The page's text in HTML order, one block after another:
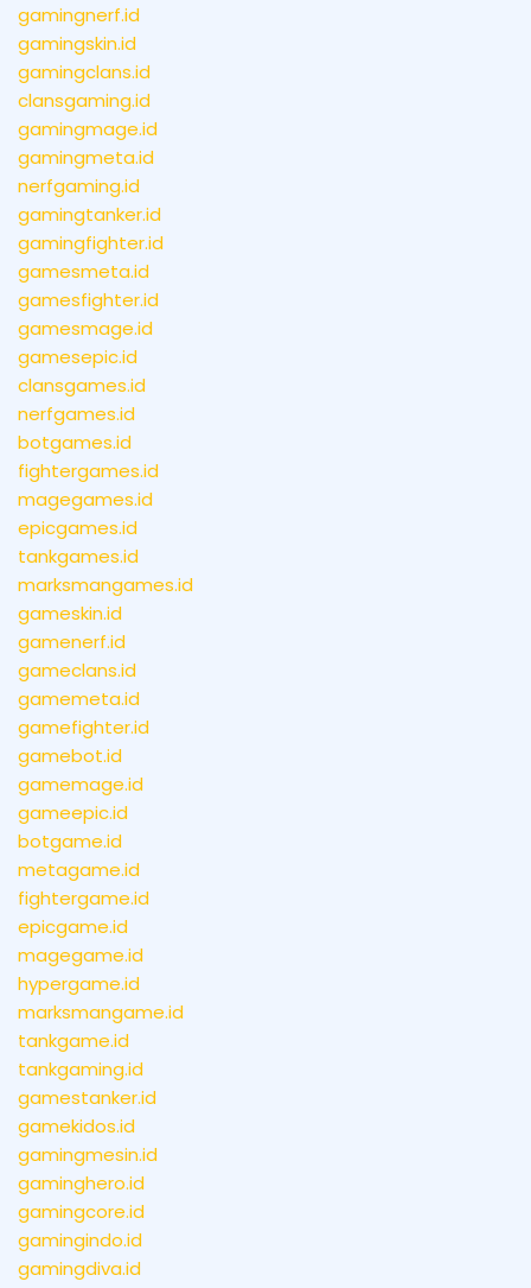
gamingnerf.id
gamingskin.id
gamingclans.id
clansgaming.id
gamingmage.id
gamingmeta.id
nerfgaming.id
gamingtanker.id
gamingfighter.id
gamesmeta.id
gamesfighter.id
gamesmage.id
gamesepic.id
clansgames.id
nerfgames.id
botgames.id
fightergames.id
magegames.id
epicgames.id
tankgames.id
marksmangames.id
gameskin.id
gamenerf.id
gameclans.id
gamemeta.id
gamefighter.id
gamebot.id
gamemage.id
gameepic.id
botgame.id
metagame.id
fightergame.id
epicgame.id
magegame.id
hypergame.id
marksmangame.id
tankgame.id
tankgaming.id
gamestanker.id
gamekidos.id
gamingmesin.id
gaminghero.id
gamingcore.id
gamingindo.id
gamingdiva.id